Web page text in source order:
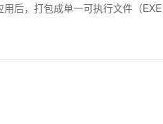
后，打包成单一可执行文件（